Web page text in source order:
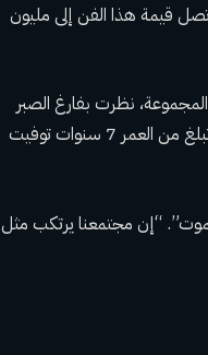
قيمة هذا الفن إلى مليون
نظرت بفارغ الصبر
إلى المجوهرات التي تخلد ذكرى الموتى، بما في ذلك دبوس صغير يحتوي على أقفال لفتاة تبلغ من العمر 7 سنوات توفيت
“إن مجتمعنا يرتكب مثل